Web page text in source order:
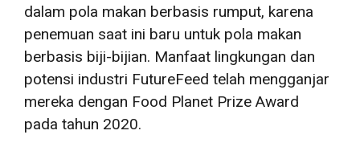
dalam pola makan berbasis rumput, karena
penemuan saat ini baru untuk pola makan
berbasis biji-bijian. Manfaat lingkungan dan
potensi industri FutureFeed telah mengganjar
mereka dengan Food Planet Prize Award
pada tahun 2020.